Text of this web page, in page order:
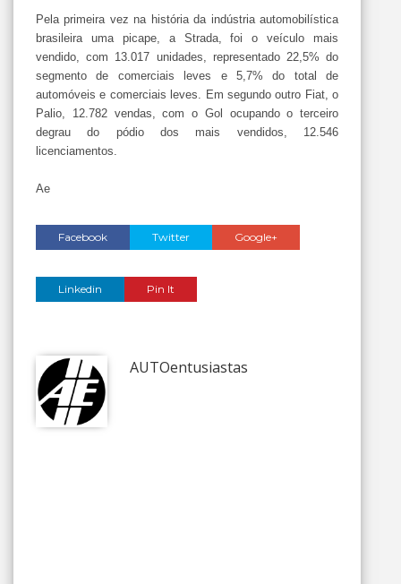
Pela primeira vez na história da indústria automobilística
brasileira uma picape, a Strada, foi o veículo mais
vendido, com 13.017 unidades, representado 22,5% do
segmento de comerciais leves e 5,7% do total de
automóveis e comerciais leves. Em segundo outro Fiat, o
Palio, 12.782 vendas, com o Gol ocupando o terceiro
degrau do pódio dos mais vendidos, 12.546
licenciamentos.
Ae
Facebook Twitter Google+
Linkedin Pin It
AUTOentusiastas